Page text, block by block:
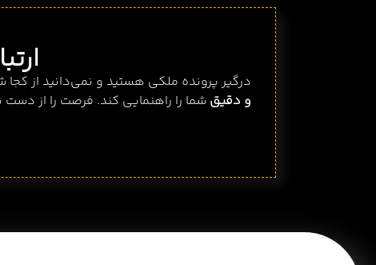
درگیر پرونده ملکی هستید و نمی‌دانید از
و دقیق شما را راهنمایی کند. فرصت را از دست